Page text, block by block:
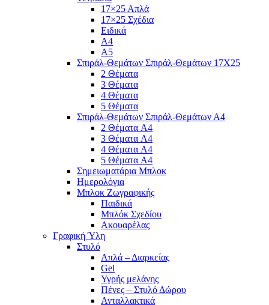
17×25 Απλά
17×25 Σχέδια
Ειδικά
Α4
Α5
Σπιράλ-Θεμάτων Σπιράλ-Θεμάτων 17Χ25
2 Θέματα
3 Θέματα
4 Θέματα
5 Θέματα
Σπιράλ-Θεμάτων Σπιράλ-Θεμάτων Α4
2 Θέματα A4
3 Θέματα A4
4 Θέματα A4
5 Θέματα A4
Σημειωματάρια Μπλοκ
Ημερολόγια
Μπλοκ Ζωγραφικής
Παιδικά
Μπλόκ Σχεδίου
Ακουαρέλας
Γραφική Ύλη
Στυλό
Απλά – Διαρκείας
Gel
Υγρής μελάνης
Πένες – Στυλό Δώρου
Ανταλλακτικά